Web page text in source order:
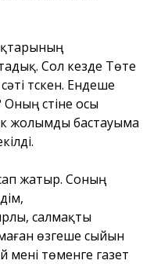
Сол кезде Төте
түскен. Ендеше
үстіне осы
жолымды бастауыма
жатыр. Соның
салмақты
өзгеше сыйын
мені төменге газет